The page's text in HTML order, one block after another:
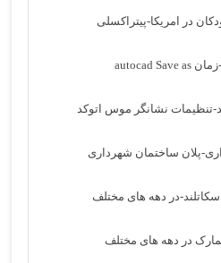
در امریکا-پیتراکسلی
تنظیمات نشانگر موس اتوکد
پلان ساختمان شهرداری
در دهه های مختلف
در دهه های مختلف